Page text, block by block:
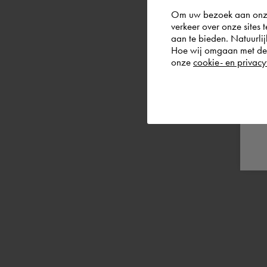
Om uw bezoek aan
verkeer over onze sites
aan te bieden.
Hoe wij omgaan met
onze cookie- en